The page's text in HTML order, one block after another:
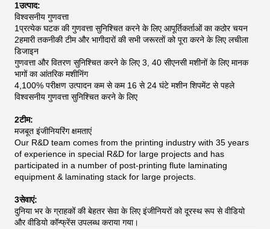
1उत्पाद:
विश्वसनीय गुणवत्ता
1प्रत्येक घटक की गुणवत्ता सुनिश्चित करने के लिए आपूर्तिकर्ताओं का कठोर चयन
2हमारी तकनीकी टीम और भागीदारों की सभी जरूरतों को पूरा करने के लिए लचीला
डिजाइन
गुणवत्ता और वितरण सुनिश्चित करने के लिए 3, 40 सीएनसी मशीनों के लिए मानक
भागों का आंतरिक मशीनिंग
4,100% परीक्षण उत्पादन कम से कम 16 से 24 घंटे मशीन शिपमेंट से पहले
विश्वसनीय गुणवत्ता सुनिश्चित करने के लिए
2टीम:
मजबूत इंजीनियरिंग क्षमताएं
Our R&D team comes from the printing industry with 35 years
of experience in special R&D for large projects and has
participated in a number of post-printing flute laminating
equipment & laminating stack for large projects.
3सेवाएं:
दुनिया भर के ग्राहकों की बेहतर सेवा के लिए इंजीनियरों को दूरस्थ रूप से वीडियो
और वीडियो कॉन्फ्रेंस उपलब्ध कराया गया।